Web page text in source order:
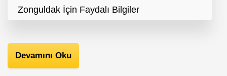
Zonguldak İçin Faydalı Bilgiler
Devamını Oku